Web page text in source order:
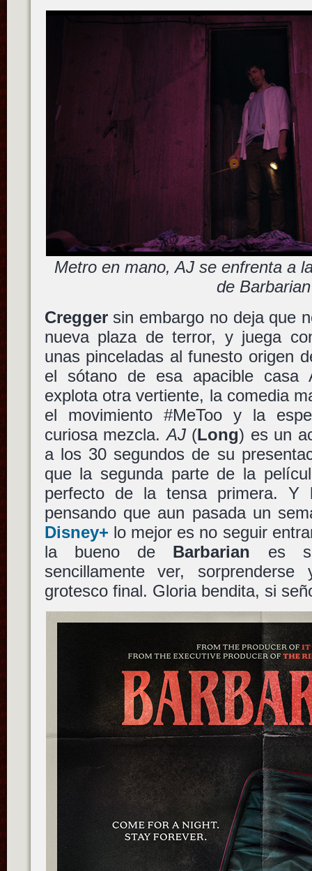
Metro en mano, AJ se enfrenta a
de Barbarian
Creggersin embargo no deja que
nueva plaza de terror, y juega
unas pinceladas al funesto origen
el sótano de esa apacible
explota otra vertiente, la comedia
el movimiento #MeToo y la
curiosa mezcla.AJ(Long) es un
a los 30 segundos de su
que la segunda parte de la
perfecto de la tensa primera. Y
pensando que aun pasada un
Disney+ lo mejor es no seguir
la bueno de Barbarian es
sencillamente ver,
grotesco final. Gloria bendita, si